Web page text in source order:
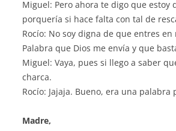
Miguel: Pero ahora te digo que
porquería si hace falta con tal de
Rocío: No soy digna de que entres
Palabra que Dios me envía y que
Miguel: Vaya, pues si llego a saber
charca.
Rocío: Jajaja. Bueno, era una
Madre,